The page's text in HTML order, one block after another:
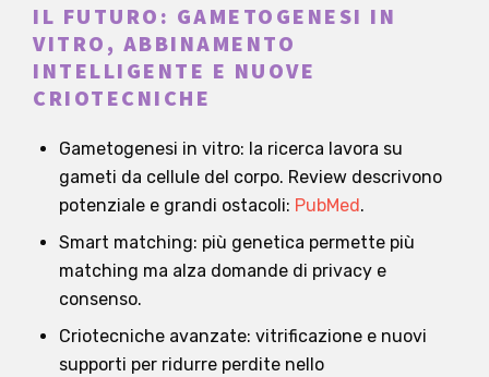
IL FUTURO: GAMETOGENESI IN
VITRO, ABBINAMENTO
INTELLIGENTE E NUOVE
CRIOTECNICHE
Gametogenesi in vitro: la ricerca lavora su
gameti da cellule del corpo. Review descrivono
potenziale e grandi ostacoli: PubMed.
Smart matching: più genetica permette più
matching ma alza domande di privacy e
consenso.
Criotecniche avanzate: vitrificazione e nuovi
supporti per ridurre perdite nello